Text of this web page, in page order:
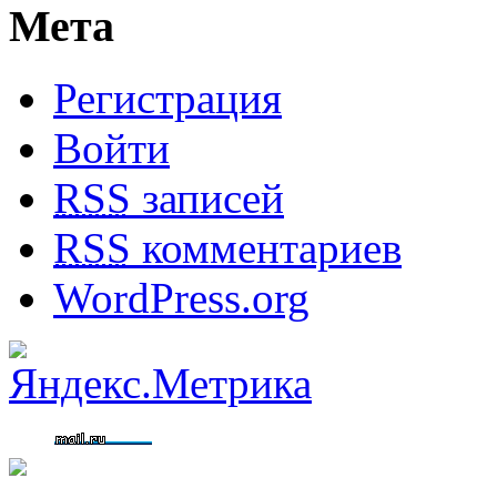
Мета
Регистрация
Войти
RSS записей
RSS комментариев
WordPress.org